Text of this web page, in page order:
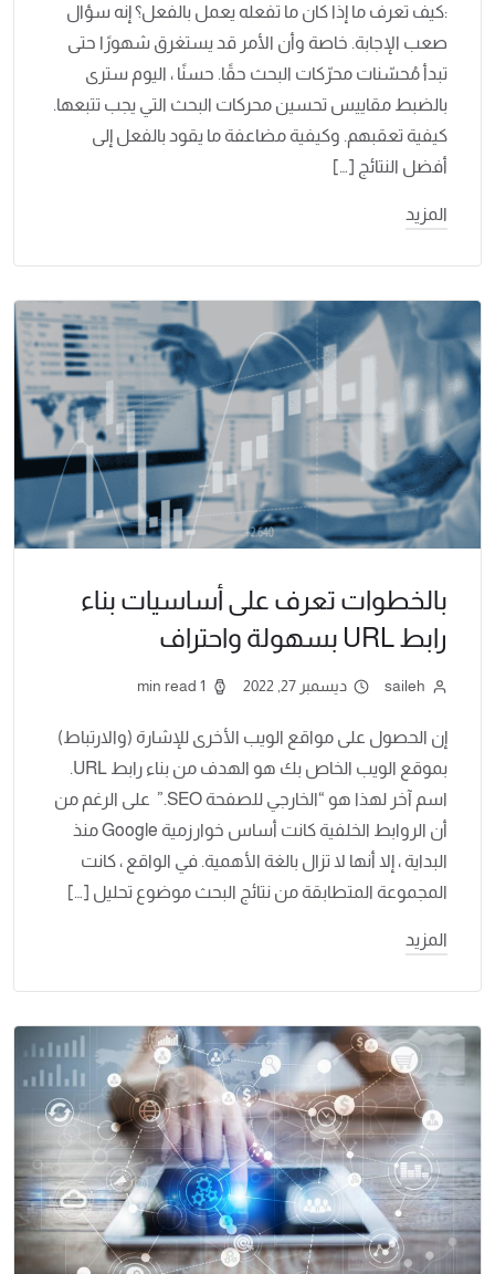
:كيف تعرف ما إذا كان ما تفعله يعمل بالفعل؟ إنه سؤال
صعب الإجابة. خاصة وأن الأمر قد يستغرق شهورًا حتى
تبدأ مُحسّنات محرّكات البحث حقًا. حسنًا ، اليوم سترى
بالضبط مقاييس تحسين محركات البحث التي يجب تتبعها.
كيفية تعقبهم. وكيفية مضاعفة ما يقود بالفعل إلى
أفضل النتائج […]
المزيد
بالخطوات تعرف على أساسيات بناء
رابط URL بسهولة واحتراف
saileh ديسمبر 27, 2022 1 min read
إن الحصول على مواقع الويب الأخرى للإشارة (والارتباط)
بموقع الويب الخاص بك هو الهدف من بناء رابط URL.
اسم آخر لهذا هو “الخارجي للصفحة SEO.” على الرغم من
أن الروابط الخلفية كانت أساس خوارزمية Google منذ
البداية ، إلا أنها لا تزال بالغة الأهمية. في الواقع ، كانت
المجموعة المتطابقة من نتائج البحث موضوع تحليل […]
المزيد